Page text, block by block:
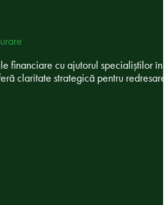
financiare cu ajutorul specialiștilor în
claritate strategică pentru redresare